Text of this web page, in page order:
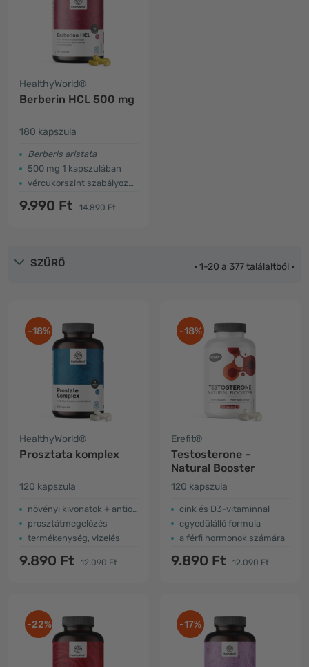
HealthyWorld®
Berberin HCL 500 mg
180 kapszula
Berberis aristata
500 mg 1 kapszulában
vércukorszint szabályozása
9.990 Ft 14.890 Ft
SZŰRŐ • 1-20 a 377 találaltból •
-18%
HealthyWorld®
Prosztata komplex
120 kapszula
növényi kivonatok + antioxidánsok
prosztátmegelőzés
termékenység, vizelés
9.890 Ft 12.090 Ft
-18%
Erefit®
Testosterone –
Natural Booster
120 kapszula
cink és D3-vitaminnal
egyedülálló formula
a férfi hormonok számára
9.890 Ft 12.090 Ft
-22% -17%